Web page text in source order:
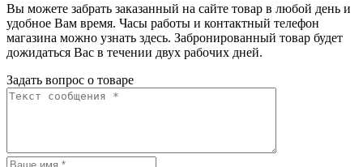
Вы можете забрать заказанный на сайте товар в любой день и
удобное Вам время. Часы работы и контактный телефон
магазина можно узнать здесь. Забронированный товар будет
дожидаться Вас в течении двух рабочих дней.
Задать вопрос о товаре